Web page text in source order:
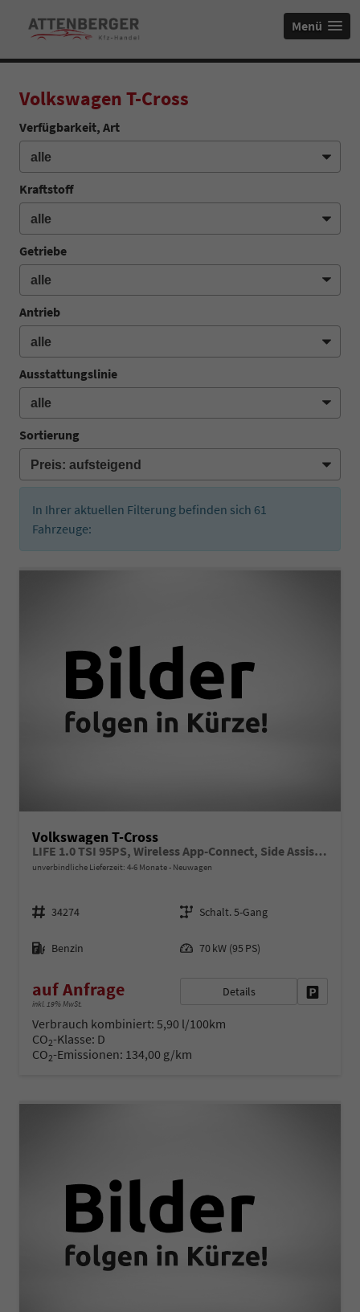
Menü
Volkswagen T-Cross
Verfügbarkeit, Art
Kraftstoff
Getriebe
Antrieb
Ausstattungslinie
Sortierung
In Ihrer aktuellen Filterung befinden sich 61
Fahrzeuge:
Volkswagen T-Cross
LIFE 1.0 TSI 95PS, Wireless App-Connect, Side Assist, ACC/Tempomat, 16" Alu, Parksensoren vo/hi, LED-Scheinwerfer, Radio Composition 8", Klima, M-Lederlenkrad, Digitales Cockpit, Dachreling
unverbindliche Lieferzeit: 4-6 Monate Neuwagen
Fahrzeugnr.
34274
Getriebe
Schalt. 5-Gang
Kraftstoff
Benzin 70 kW (95 PS)
auf Anfrage
inkl. 19% MwSt.
Details
Verbrauch kombiniert: 5,90 l/100km
CO2-Klasse: D
CO2-Emissionen: 134,00 g/km